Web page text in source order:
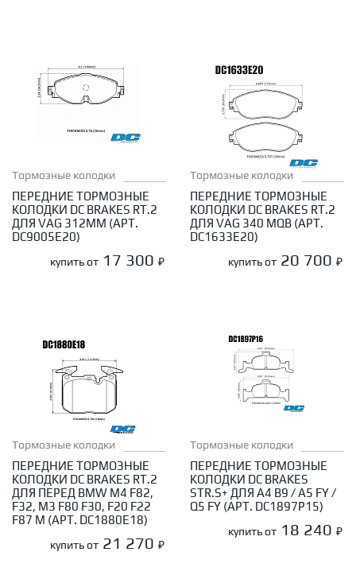
Тормозные колодки
ПЕРЕДНИЕ ТОРМОЗНЫЕ
КОЛОДКИ DC BRAKES RT.2
ДЛЯ VAG 312ММ (АРТ.
DC9005E20)
купить от 17 300 ₽
Тормозные колодки
ПЕРЕДНИЕ ТОРМОЗНЫЕ
КОЛОДКИ DC BRAKES RT.2
ДЛЯ VAG 340 MQB (АРТ.
DC1633E20)
купить от 20 700 ₽
Тормозные колодки
ПЕРЕДНИЕ ТОРМОЗНЫЕ
КОЛОДКИ DC BRAKES RT.2
ДЛЯ ПЕРЕД BMW M4 F82,
F32, M3 F80 F30, F20 F22
F87 M (АРТ. DC1880E18)
купить от 21 270 ₽
Тормозные колодки
ПЕРЕДНИЕ ТОРМОЗНЫЕ
КОЛОДКИ DC BRAKES
STR.S+ ДЛЯ A4 B9 / A5 FY /
Q5 FY (АРТ. DC1897P15)
купить от 18 240 ₽